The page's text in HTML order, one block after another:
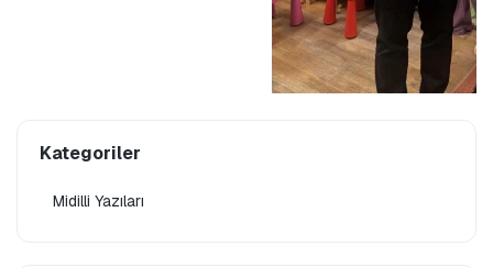
Kategoriler
Midilli Yazıları